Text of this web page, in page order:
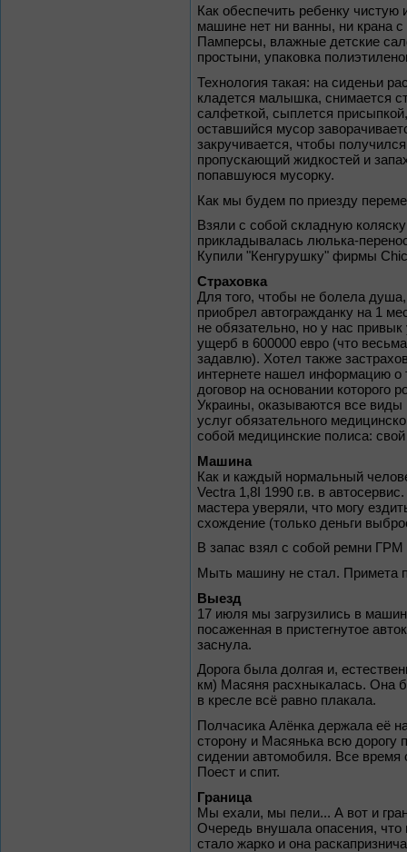
Как обеспечить ребенку
машине нет ни ванны, ни крана
Памперсы, влажные детские
простыни, упаковка
Технология такая: на сиденьи
кладется малышка, снимается
салфеткой, сыплется
оставшийся мусор
закручивается, чтобы
пропускающий жидкостей и
попавшуюся мусорку.
Как мы будем по приезду
Взяли с собой складную
прикладывалась люлька-
Купили "Кенгурушку" фирмы
Страховка
Для того, чтобы не болела
приобрел автогражданку на 1
не обязательно, но у нас
ущерб в 600000 евро (что
задавлю). Хотел также
интернете нашел информацию о
договор на основании которого
Украины, оказываются все
услуг обязательного
собой медицинские полиса:
Машина
Как и каждый нормальный
Vectra 1,8I 1990 г.в. в
мастера уверяли, что могу
схождение (только деньги
В запас взял с собой ремни ГРМ
Мыть машину не стал. Примета
Выезд
17 июля мы загрузились в
посаженная в пристегнутое
заснула.
Дорога была долгая и,
км) Масяня расхныкалась. Она
в кресле всё равно плакала.
Полчасика Алёнка держала её
сторону и Масянька всю
сидении автомобиля. Все время
Поест и спит.
Граница
Мы ехали, мы пели... А вот и
Очередь внушала опасения,
стало жарко и она